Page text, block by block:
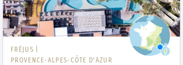
FRÉJUS |
PROVENCE-ALPES-CÔTE D'AZUR